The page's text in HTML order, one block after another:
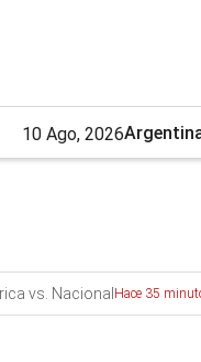
10 Ago, 2026
vs. NacionalHace 35